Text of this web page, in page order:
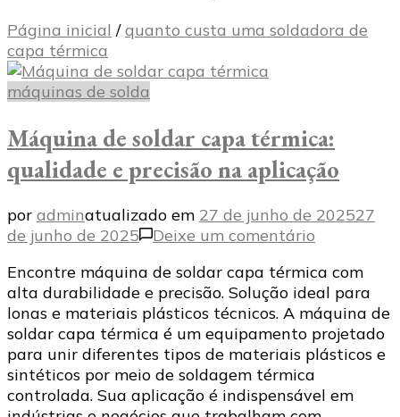
Página inicial / quanto custa uma soldadora de
capa térmica
máquinas de solda
Máquina de soldar capa térmica:
qualidade e precisão na aplicação
por adminatualizado em 27 de junho de 202527
de junho de 2025
Deixe um comentário
de
soldar
capa
térmica:
qualidade
precisão
Encontre máquina de soldar capa térmica com
alta durabilidade e precisão. Solução ideal para
lonas e materiais plásticos técnicos. A máquina de
soldar capa térmica é um equipamento projetado
para unir diferentes tipos de materiais plásticos e
sintéticos por meio de soldagem térmica
controlada. Sua aplicação é indispensável em